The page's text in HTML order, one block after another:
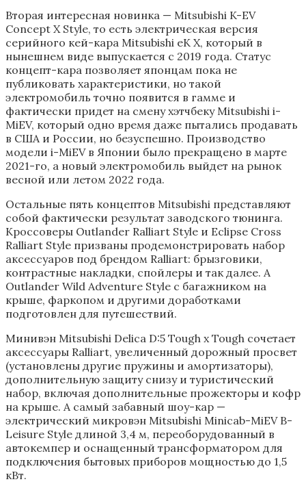
Вторая интересная новинка — Mitsubishi K-EV
Concept X Style, то есть электрическая версия
серийного кей-кара Mitsubishi eK X, который в
нынешнем виде выпускается с 2019 года. Статус
концепт-кара позволяет японцам пока не
публиковать характеристики, но такой
электромобиль точно появится в гамме и
фактически придет на смену хэтчбеку Mitsubishi i-
MiEV, который одно время даже пытались продавать
в США и России, но безуспешно. Производство
модели i-MiEV в Японии было прекращено в марте
2021-го, а новый электромобиль выйдет на рынок
весной или летом 2022 года.
Остальные пять концептов Mitsubishi представляют
собой фактически результат заводского тюнинга.
Кроссоверы Outlander Ralliart Style и Eclipse Cross
Ralliart Style призваны продемонстрировать набор
аксессуаров под брендом Ralliart: брызговики,
контрастные накладки, спойлеры и так далее. А
Outlander Wild Adventure Style с багажником на
крыше, фаркопом и другими доработками
подготовлен для путешествий.
Минивэн Mitsubishi Delica D:5 Tough x Tough сочетает
аксессуары Ralliart, увеличенный дорожный просвет
(установлены другие пружины и амортизаторы),
дополнительную защиту снизу и туристический
набор, включая дополнительные прожекторы и кофр
на крыше. А самый забавный шоу-кар —
электрический микровэн Mitsubishi Minicab-MiEV B-
Leisure Style длиной 3,4 м, переоборудованный в
автокемпер и оснащенный трансформатором для
подключения бытовых приборов мощностью до 1,5
кВт.